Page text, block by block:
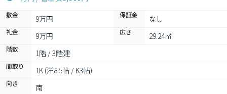
敷金 9万円 保証金 なし
礼金 9万円 広さ 29.24㎡
階数 1階 / 3階建
間取り 1K (洋8.5帖 / K3帖)
向き
南